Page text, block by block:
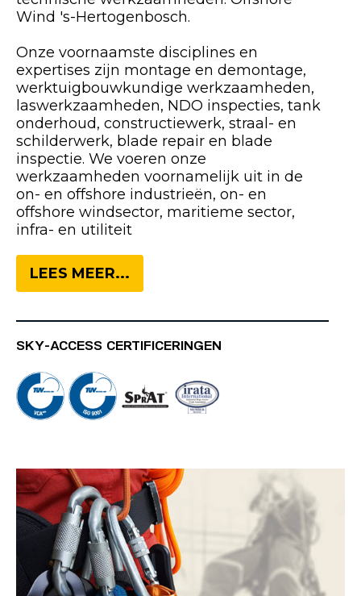
Wind 's-Hertogenbosch.
Onze voornaamste disciplines en
expertises zijn montage en demontage,
werktuigbouwkundige werkzaamheden,
laswerkzaamheden, NDO inspecties, tank
onderhoud, constructiewerk, straal- en
schilderwerk, blade repair en blade
inspectie. We voeren onze
werkzaamheden voornamelijk uit in de
on- en offshore industrieën, on- en
offshore windsector, maritieme sector,
infra- en utiliteit
LEES MEER...
SKY-ACCESS CERTIFICERINGEN